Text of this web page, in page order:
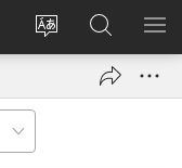
Jenisim
Log
niufala
Lukaotem
Insaed
Long